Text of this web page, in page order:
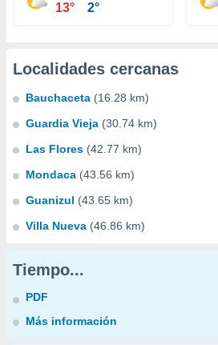
13° 2°
Localidades cercanas
Bauchaceta (16.28 km)
Guardia Vieja (30.74 km)
Las Flores (42.77 km)
Mondaca (43.56 km)
Guanizul (43.65 km)
Villa Nueva (46.86 km)
Tiempo...
PDF
Más información